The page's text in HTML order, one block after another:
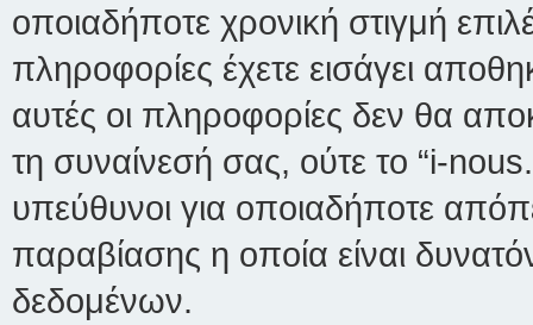
οποιαδήποτε χρονική στιγμή
πληροφορίες έχετε εισάγει
αυτές οι πληροφορίες δεν θα
τη συναίνεσή σας, ούτε το “i-
υπεύθυνοι για οποιαδήποτε
παραβίασης η οποία είναι
δεδομένων.